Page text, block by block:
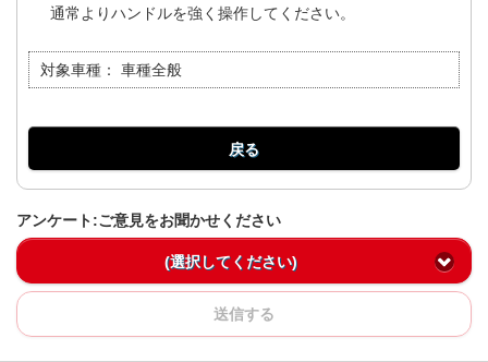
通常よりハンドルを強く操作してください。
対象車種： 車種全般
戻る
アンケート:ご意見をお聞かせください
(選択してください)
送信する